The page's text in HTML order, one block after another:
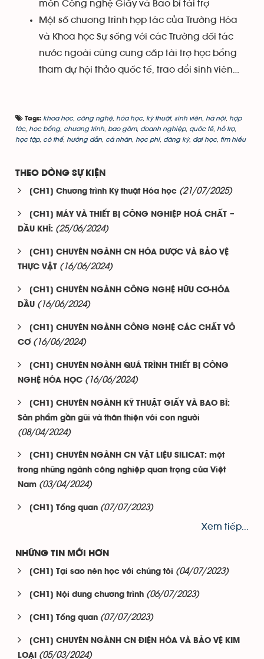
môn Công nghệ Giấy và Bao bì tài trợ
Một số chương trình hợp tác của Trường Hóa
và Khoa học Sự sống với các Trường đối tác
nước ngoài cũng cung cấp tài trợ học bổng
tham dự hội thảo quốc tế, trao đổi sinh viên…
Tags: khoa học, công nghệ, hóa học, kỹ thuật, sinh viên hà nội, hợp
tác, học bổng, chương trình bao gồm, doanh nghiệp, quốc tế, hỗ trợ,
học tập, có thể, hướng dẫn cá nhân học phí, đăng ký, đại học, tìm hiểu
THEO DÒNG SỰ KIỆN
[CH1] Chương trình Kỹ thuật Hóa học (21/07/2025)
[CH1] MÁY VÀ THIẾT BỊ CÔNG NGHIỆP HOÁ CHẤT –
DẦU KHÍ: (25/06/2024)
[CH1] CHUYÊN NGÀNH CN HÓA DƯỢC VÀ BẢO VỆ
THỰC VẬT (16/06/2024)
[CH1] CHUYÊN NGÀNH CÔNG NGHỆ HỮU CƠ-HÓA
DẦU (16/06/2024)
[CH1] CHUYÊN NGÀNH CÔNG NGHỆ CÁC CHẤT VÔ
CƠ (16/06/2024)
[CH1] CHUYÊN NGÀNH QUÁ TRÌNH THIẾT BỊ CÔNG
NGHỆ HÓA HỌC (16/06/2024)
[CH1] CHUYÊN NGÀNH KỸ THUẬT GIẤY VÀ BAO BÌ:
Sản phẩm gần gũi và thân thiện với con người
(08/04/2024)
[CH1] CHUYÊN NGÀNH CN VẬT LIỆU SILICAT: một
trong những ngành công nghiệp quan trọng của Việt
Nam (03/04/2024)
[CH1] Tổng quan (07/07/2023)
Xem tiếp...
NHỮNG TIN MỚI HƠN
[CH1] Tại sao nên học với chúng tôi (04/07/2023)
[CH1] Nội dung chương trình (06/07/2023)
[CH1] Tổng quan (07/07/2023)
[CH1] CHUYÊN NGÀNH CN ĐIỆN HÓA VÀ BẢO VỆ KIM
LOẠI
(05/03/2024)